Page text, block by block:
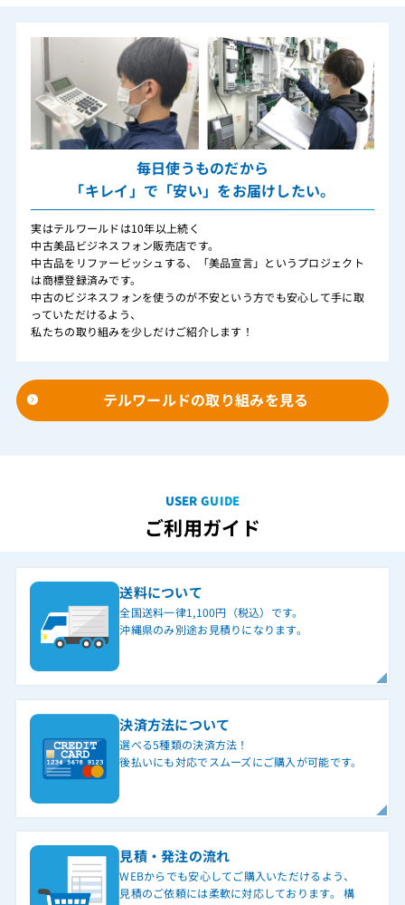
毎日使うものだから
「キレイ」で「安い」をお届けしたい。
実はテルワールドは10年以上続く
中古美品ビジネスフォン販売店です。
中古品をリファービッシュする、「美品宣言」というプロジェクト
は商標登録済みです。
中古のビジネスフォンを使うのが不安という方でも安心して手に取
っていただけるよう、
私たちの取り組みを少しだけご紹介します！
テルワールドの取り組みを見る
USER GUIDE
ご利用ガイド
送料について
全国送料一律1,100円（税込）です。
沖縄県のみ別途お見積りになります。
決済方法について
選べる5種類の決済方法！
後払いにも対応でスムーズにご購入が可能です。
見積・発注の流れ
WEBからでも安心してご購入いただけるよう、
見積のご依頼には柔軟に対応しております。 構